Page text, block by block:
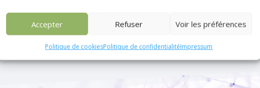
Accepter Refuser Voir les préférences
Politique de cookiesPolitique de confidentialitéImpressum